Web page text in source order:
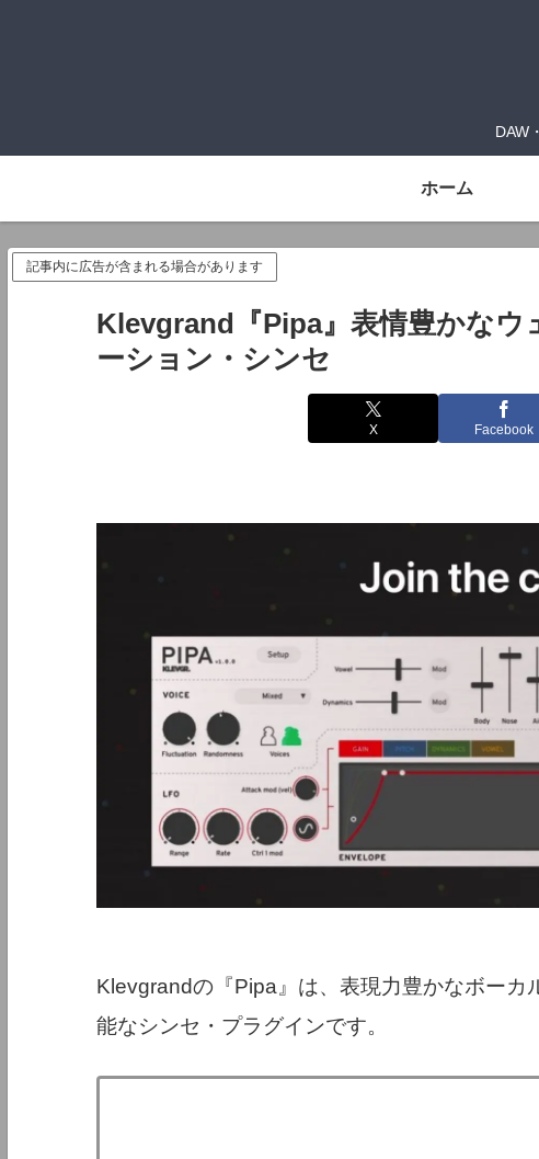
DAW
ホーム
記事内に広告が含まれる場合があります
Klevgrand『Pipa』表情豊かなウ
ーション・シンセ
X Facebook
Klevgrandの『Pipa』は、表現力豊かなボーカ
能なシンセ・プラグインです。